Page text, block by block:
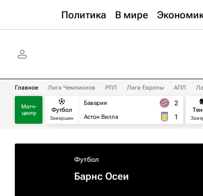
Политика В мире
Главное Лига Чемпионов РПЛ Лига Европы АПЛ
Матч-
центр
Футбол
Завершен
Бавария
Астон Вилла
2
1
Футбол
Барнс Осеи